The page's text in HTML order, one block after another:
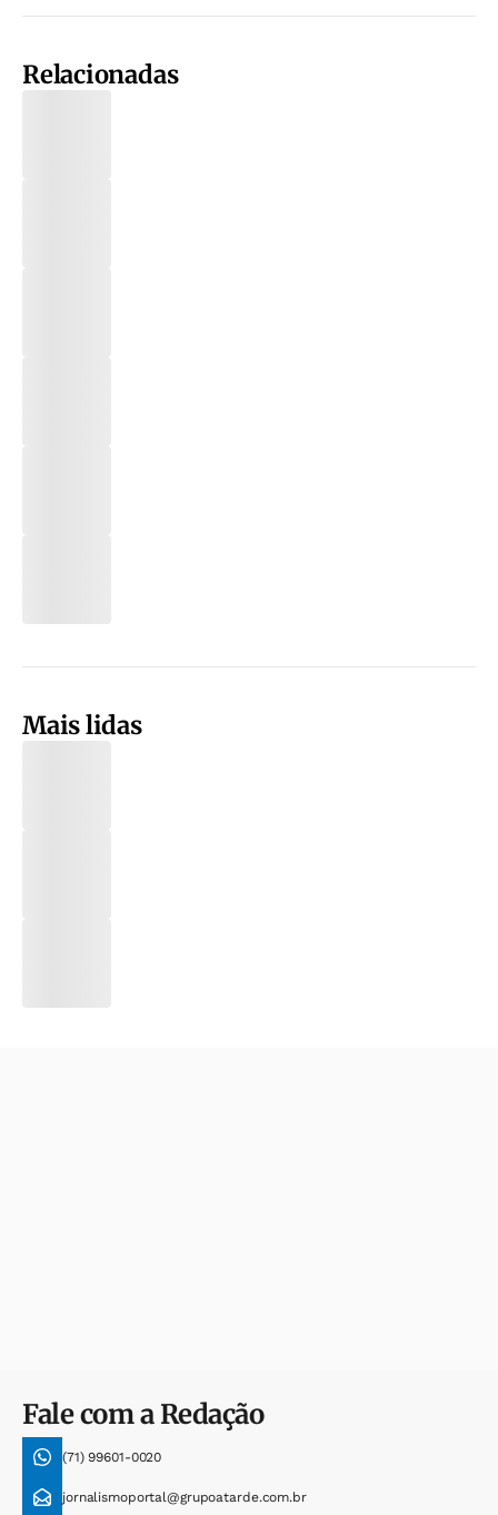
Relacionadas
Mais lidas
Fale com a Redação
(71) 99601-0020
jornalismoportal@grupoatarde.com.br